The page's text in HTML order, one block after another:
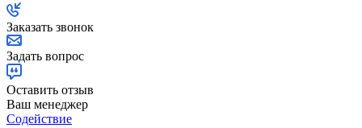
Заказать звонок
Задать вопрос
Оставить отзыв
Ваш менеджер
Содействие